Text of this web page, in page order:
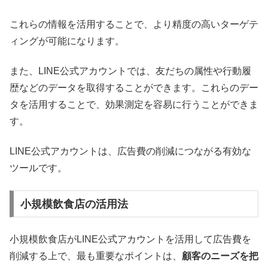
これらの情報を活用することで、より精度の高いターゲテ
ィングが可能になります。
また、LINE公式アカウントでは、友だちの属性や行動履
歴などのデータを取得することができます。これらのデー
タを活用することで、効果測定を容易に行うことができま
す。
LINE公式アカウントは、広告費の削減につながる有効な
ツールです。
小規模飲食店の活用法
小規模飲食店がLINE公式アカウントを活用して広告費を
削減する上で、最も重要なポイントは、 顧客のニーズを把